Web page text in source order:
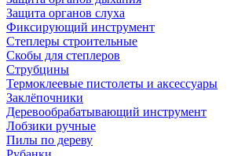
Защита органов слуха
Фиксирующий инструмент
Степлеры строительные
Скобы для степлеров
Струбцины
Термоклеевые пистолеты и аксессуары
Заклёпочники
Деревообрабатывающий инструмент
Лобзики ручные
Пилы по дереву